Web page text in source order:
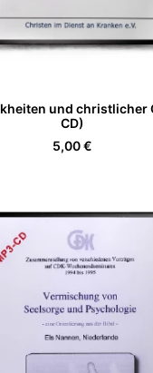
IN DEN WARENKORB
und christlicher
CD)
5,00€